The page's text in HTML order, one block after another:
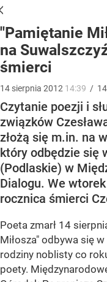
"Pamiętanie
na
śmierci
14 sierpnia 2012 14:39 / 14
Czytanie poezji i
związków
złożą się m.in. na
który odbędzie się
(Podlaskie) w
Dialogu. We
rocznica śmierci
Poeta zmarł 14
Miłosza" odbywa się
rodziny noblisty co
poety.